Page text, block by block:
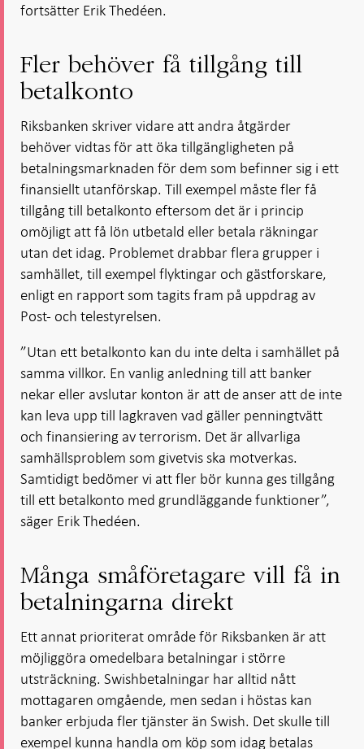
fortsätter Erik Thedéen.
Fler behöver få tillgång till
betalkonto
Riksbanken skriver vidare att andra åtgärder
behöver vidtas för att öka tillgängligheten på
betalningsmarknaden för dem som befinner sig i ett
finansiellt utanförskap. Till exempel måste fler få
tillgång till betalkonto eftersom det är i princip
omöjligt att få lön utbetald eller betala räkningar
utan det idag. Problemet drabbar flera grupper i
samhället, till exempel flyktingar och gästforskare,
enligt en rapport som tagits fram på uppdrag av
Post- och telestyrelsen.
”Utan ett betalkonto kan du inte delta i samhället på
samma villkor. En vanlig anledning till att banker
nekar eller avslutar konton är att de anser att de inte
kan leva upp till lagkraven vad gäller penningtvätt
och finansiering av terrorism. Det är allvarliga
samhällsproblem som givetvis ska motverkas.
Samtidigt bedömer vi att fler bör kunna ges tillgång
till ett betalkonto med grundläggande funktioner”,
säger Erik Thedéen.
Många småföretagare vill få in
betalningarna direkt
Ett annat prioriterat område för Riksbanken är att
möjliggöra omedelbara betalningar i större
utsträckning. Swishbetalningar har alltid nått
mottagaren omgående, men sedan i höstas kan
banker erbjuda fler tjänster än Swish. Det skulle till
exempel kunna handla om köp som idag betalas